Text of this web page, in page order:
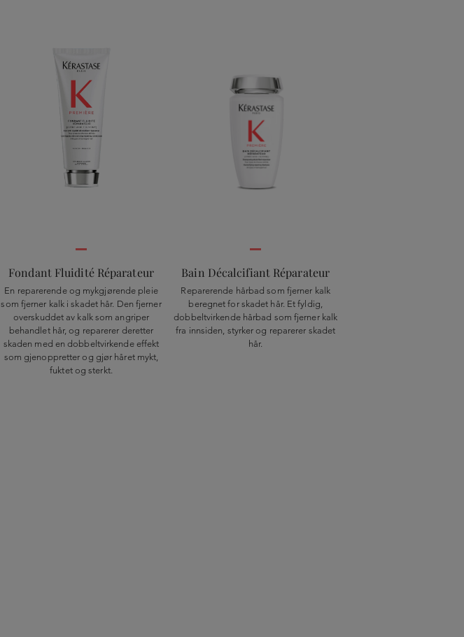
Fondant Fluidité Réparateur
En reparerende og mykgjørende pleie
som fjerner kalk i skadet hår. Den fjerner
overskuddet av kalk som angriper
behandlet hår, og reparerer deretter
skaden med en dobbeltvirkende effekt
som gjenoppretter og gjør håret mykt,
fuktet og sterkt.
Bain Décalcifiant Réparateur
Reparerende hårbad som fjerner kalk
beregnet for skadet hår. Et fyldig,
dobbeltvirkende hårbad som fjerner kalk
fra innsiden, styrker og reparerer skadet
hår.